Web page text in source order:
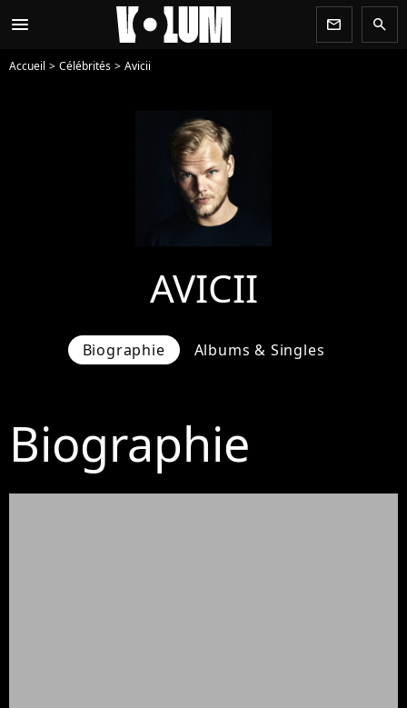
menu newsletter search
Accueil Célébrités Avicii
AVICII
Biographie Albums & Singles
Biographie